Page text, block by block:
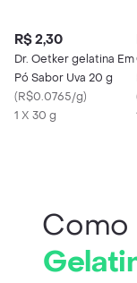
R$ 2,30
Dr. Oetker gelatina Em
Pó Sabor Uva 20 g
(R$0.0765/g)
1 X 30 g
Como